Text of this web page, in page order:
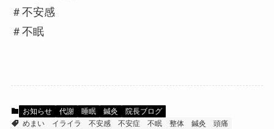
＃不安感
＃不眠
お知らせ 代謝 睡眠 鍼灸
院長ブログ
めまい
イライラ 不安感 不安症 不眠 整体 鍼灸 頭痛